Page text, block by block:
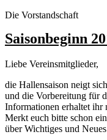
Die Vorstandschaft
Saisonbeginn
Liebe Vereinsmitglieder,
die Hallensaison neigt
und die Vorbereitung für
Informationen erhaltet ihr
Merkt euch bitte schon
über Wichtiges und